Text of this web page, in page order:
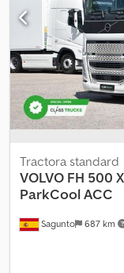
fornecidos estão
operação: 8.800 Peso
Validade da
CE: Sim Dcodpfx
direção por joystick e
informações =
Norway para mais
Sagunto 687 km
Tractora standard
VOLVO FH 500
ParkCool ACC